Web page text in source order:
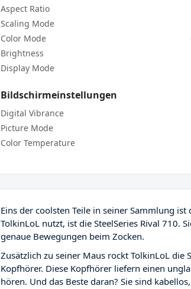
Aspect Ratio
Scaling Mode
Color Mode
Brightness
Display Mode
Bildschirmeinstellungen
Digital Vibrance
Picture Mode
Color Temperature
Eins der coolsten Teile in seiner Sammlung
TolkinLoL nutzt, ist die SteelSeries Rival 710.
genaue Bewegungen beim Zocken.
Zusätzlich zu seiner Maus rockt TolkinLoL die
Kopfhörer. Diese Kopfhörer liefern einen
hören. Und das Beste daran? Sie sind